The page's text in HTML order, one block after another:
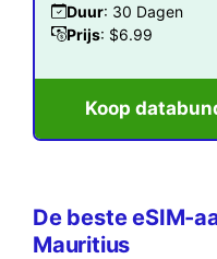
Duur: 30 Dagen
Prijs: $6.99
Koop
De beste eSIM-
Mauritius